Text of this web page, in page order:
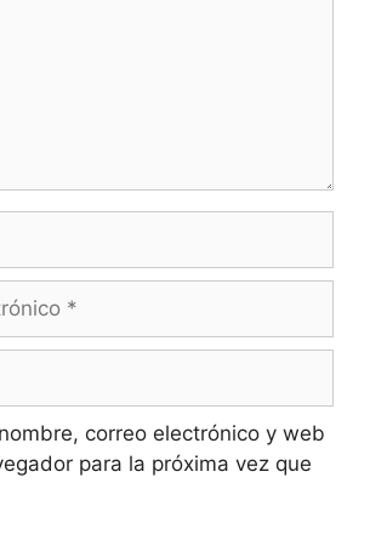
correo electrónico y web
para la próxima vez que